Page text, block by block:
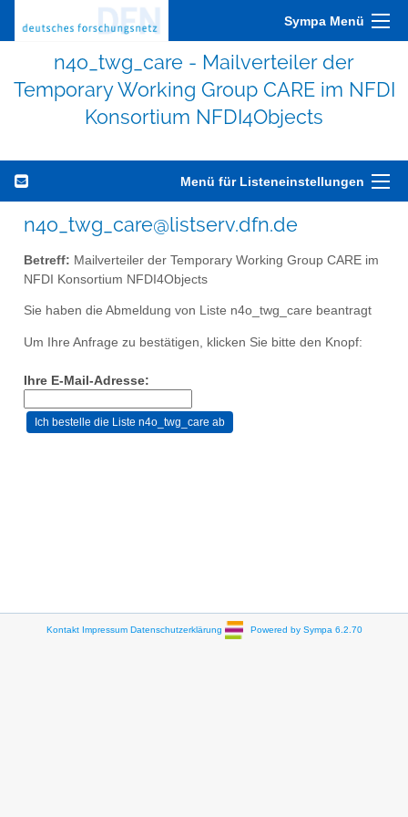
Sympa Menü
n4o_twg_care - Mailverteiler der
Temporary Working Group CARE im NFDI
Konsortium NFDI4Objects
Menü für Listeneinstellungen
n4o_twg_care@listserv.dfn.de
Betreff: Mailverteiler der Temporary Working Group CARE im
NFDI Konsortium NFDI4Objects
Sie haben die Abmeldung von Liste n4o_twg_care beantragt
Um Ihre Anfrage zu bestätigen, klicken Sie bitte den Knopf:
Ihre E-Mail-Adresse:
Kontakt Impressum Datenschutzerklärung Powered by Sympa 6.2.70